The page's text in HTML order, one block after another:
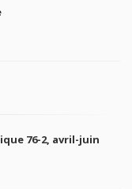
76-2, avril-juin